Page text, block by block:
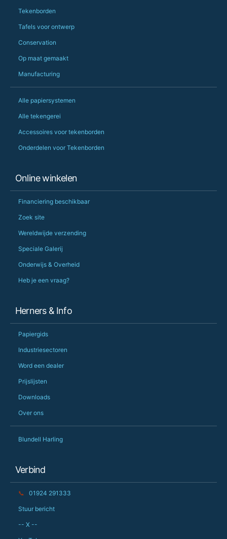
Tekenborden
Tafels voor ontwerp
Conservation
Op maat gemaakt
Manufacturing
Alle papiersystemen
Alle tekengerei
Accessoires voor tekenborden
Onderdelen voor Tekenborden
Online winkelen
Financiering beschikbaar
Zoek site
Wereldwijde verzending
Speciale Galerij
Onderwijs & Overheid
Heb je een vraag?
Herners & Info
Papiergids
Industriesectoren
Word een dealer
Prijslijsten
Downloads
Over ons
Blundell Harling
Verbind
📞 01924 291333
Stuur bericht
-- X --